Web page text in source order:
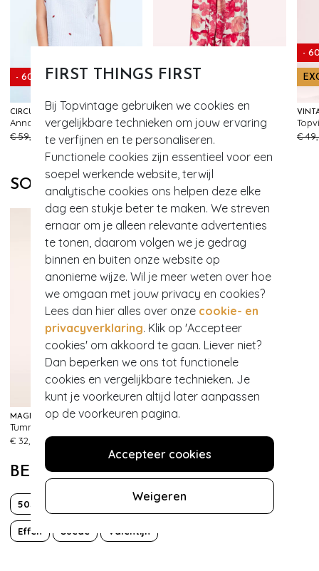
FIRST THINGS FIRST
Bij Topvintage gebruiken we cookies en
vergelijkbare technieken om jouw ervaring
te verfijnen en te personaliseren.
Functionele cookies zijn essentieel voor een
soepel werkende website, terwijl
analytische cookies ons helpen deze elke
dag een stukje beter te maken. We streven
ernaar om je alleen relevante advertenties
te tonen, daarom volgen we je gedrag
binnen en buiten onze website op
anonieme wijze. Wil je meer weten over hoe
we omgaan met jouw privacy en cookies?
Lees dan hier alles over onze cookie- en
privacyverklaring. Klik op 'Accepteer
cookies' om akkoord te gaan. Liever niet?
Dan beperken we ons tot functionele
cookies en vergelijkbare technieken. Je
kunt je voorkeuren altijd later aanpassen
op de voorkeuren pagina.
Accepteer cookies
Weigeren
- 60%
CIRCUS
Anna katoenen gestreepte aardbeien blouse in lichtblauw en wit
€ 59,95
€ 23,95
134
- 60%
K-DESIGN
Amber Blossom maxi jurk in gebroken wit en rood
€ 99,95 € 39,95
-
€
SOORTGELIJKE PRODUCTEN
MAGIC BODYFASHION
€ 32,95
- 30%
EXCLUSIEF
BEKIJK MEER VAN
50s Classy chic Echt leder
Effen Suede Valentijn